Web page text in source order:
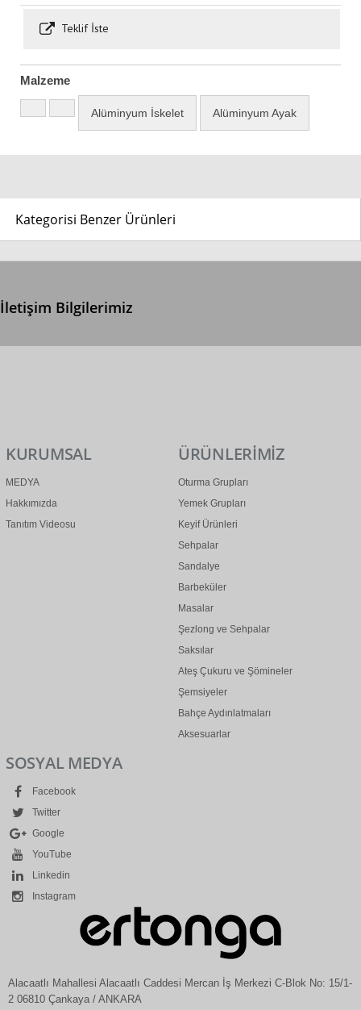
Teklif İste
Malzeme
Alüminyum İskelet Alüminyum Ayak
Kategorisi Benzer Ürünleri
İletişim Bilgilerimiz
KURUMSAL
MEDYA
Hakkımızda
Tanıtım Videosu
ÜRÜNLERİMİZ
Oturma Grupları
Yemek Grupları
Keyif Ürünleri
Sehpalar
Sandalye
Barbeküler
Masalar
Şezlong ve Sehpalar
Saksılar
Ateş Çukuru ve Şömineler
Şemsiyeler
Bahçe Aydınlatmaları
Aksesuarlar
SOSYAL MEDYA
Facebook
Twitter
Google
YouTube
Linkedin
Instagram
Alacaatlı Mahallesi Alacaatlı Caddesi Mercan İş Merkezi C-Blok No: 15/1-
2 06810 Çankaya / ANKARA